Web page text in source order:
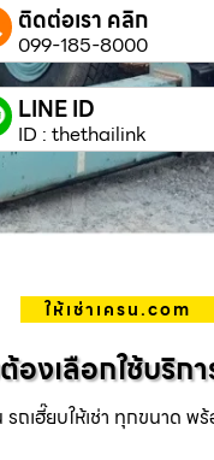
ติดต่อเรา คลิก
099-185-8000
LINE ID
ID : thethailink
ให้เช่าเครน.com
องเลือกใช้บริกา
รถเฮี๊ยบให้เช่า ทุกขนาด